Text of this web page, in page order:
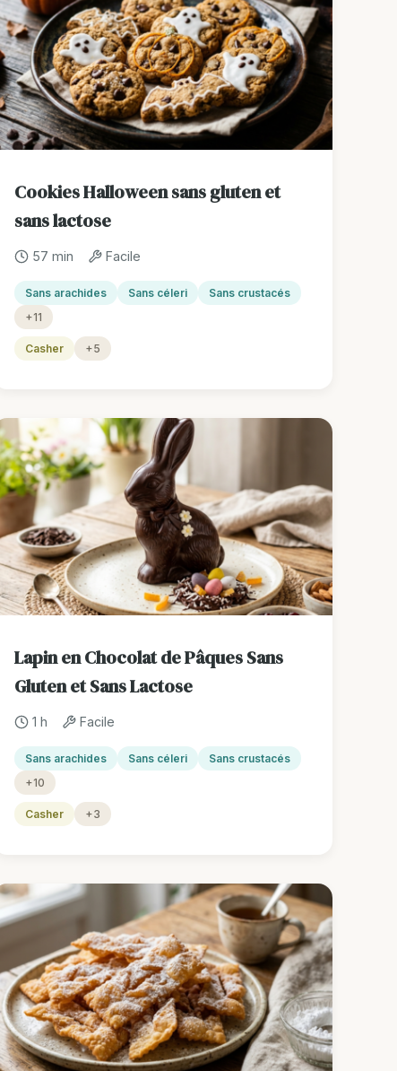
Cookies Halloween sans gluten et
sans lactose
57 min Facile
Sans arachides Sans céleri
Sans crustacés
+11
Casher +5
Lapin en Chocolat de Pâques Sans
Gluten et Sans Lactose
1 h Facile
Sans arachides Sans céleri
Sans crustacés
+10
Casher +3